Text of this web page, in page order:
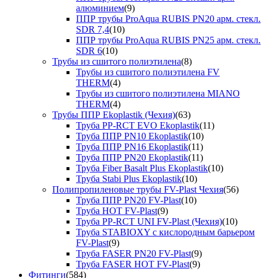
алюминием(9)
ППР трубы ProAqua RUBIS PN20 арм. стекл.
SDR 7,4(10)
ППР трубы ProAqua RUBIS PN25 арм. стекл.
SDR 6(10)
Трубы из сшитого полиэтилена(8)
Трубы из сшитого полиэтилена FV
THERM(4)
Трубы из сшитого полиэтилена MIANO
THERM(4)
Трубы ППР Ekoplastik (Чехия)(63)
Труба PP-RCT EVO Ekoplastik(11)
Труба ППР PN10 Ekoplastik(10)
Труба ППР PN16 Ekoplastik(11)
Труба ППР PN20 Ekoplastik(11)
Труба Fiber Basalt Plus Ekoplastik(10)
Труба Stabi Plus Ekoplastik(10)
Полипропиленовые трубы FV-Plast Чехия(56)
Труба ППР PN20 FV-Plast(10)
Труба HOT FV-Plast(9)
Труба PP-RCT UNI FV-Plast (Чехия)(10)
Труба STABIOXY с кислородным барьером
FV-Plast(9)
Труба FASER PN20 FV-Plast(9)
Труба FASER HOT FV-Plast(9)
Фитинги(584)